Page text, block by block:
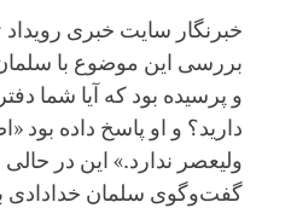
بررسی این موضوع با
و پرسیده بود که آیا شما
دارید؟ و او پاسخ داده بود
ولیعصر ندارد.» این در
گفت‌وگوی سلمان خدادادی با